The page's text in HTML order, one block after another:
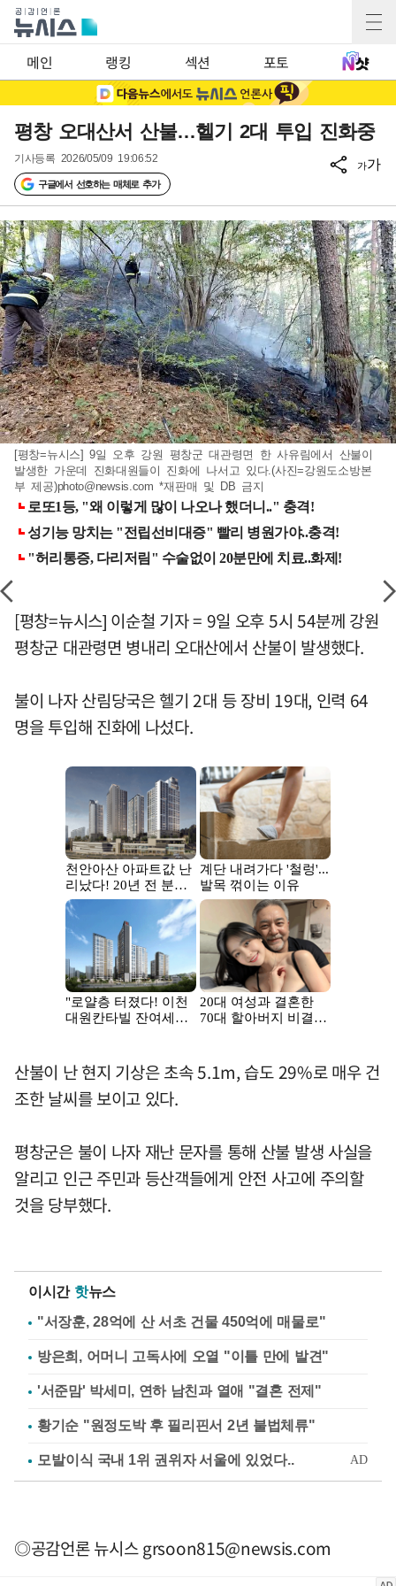
메인 랭킹 섹션 포토
평창 오대산서 산불…헬기 2대 투입 진화중
기사등록 2026/05/09 19:06:52
구글에서 선호하는 매체로 추가
가가
[평창=뉴시스] 9일 오후 강원 평창군 대관령면 한 사유림에서 산불이
발생한 가운데 진화대원들이 진화에 나서고 있다.(사진=강원도소방본
부 제공)photo@newsis.com *재판매 및 DB 금지
[평창=뉴시스] 이순철 기자 = 9일 오후 5시 54분께 강원
평창군 대관령면 병내리 오대산에서 산불이 발생했다.
불이 나자 산림당국은 헬기 2대 등 장비 19대, 인력 64
명을 투입해 진화에 나섰다.
산불이 난 현지 기상은 초속 5.1m, 습도 29%로 매우 건
조한 날씨를 보이고 있다.
평창군은 불이 나자 재난 문자를 통해 산불 발생 사실을
알리고 인근 주민과 등산객들에게 안전 사고에 주의할
것을 당부했다.
이시간 핫뉴스
"서장훈, 28억에 산 서초 건물 450억에 매물로"
방은희, 어머니 고독사에 오열 "이틀 만에 발견"
'서준맘' 박세미, 연하 남친과 열애 "결혼 전제"
황기순 "원정도박 후 필리핀서 2년 불법체류"
◎공감언론 뉴시스grsoon815@newsis.com